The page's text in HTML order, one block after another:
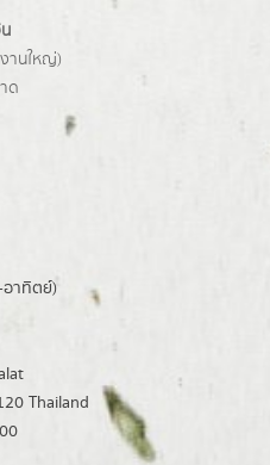
านใหญ่)
ด
อาทิตย์)
Thailand